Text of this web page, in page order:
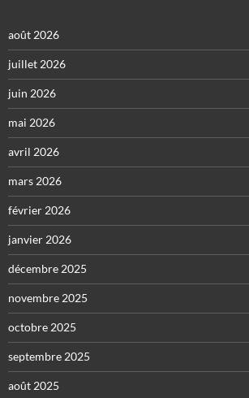
août 2026
juillet 2026
juin 2026
mai 2026
avril 2026
mars 2026
février 2026
janvier 2026
décembre 2025
novembre 2025
octobre 2025
septembre 2025
août 2025